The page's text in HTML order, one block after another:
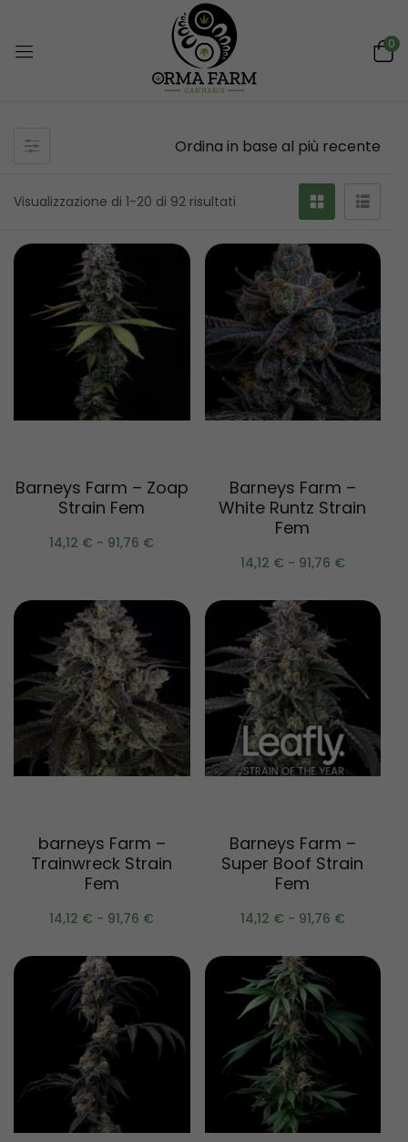
0
Visualizzazione di 1-20 di 92 risultati
Ordina in base al più recente
Barneys Farm – Zoap
Strain Fem
14,12 € - 91,76 €
Barneys Farm –
White Runtz Strain
Fem
14,12 € - 91,76 €
barneys Farm –
Trainwreck Strain
Fem
14,12 € - 91,76 €
Barneys Farm –
Super Boof Strain
Fem
14,12 € - 91,76 €